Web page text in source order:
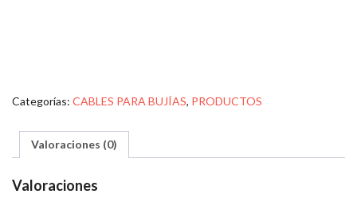
Categorías: CABLES PARA BUJÍAS, PRODUCTOS
Valoraciones (0)
Valoraciones